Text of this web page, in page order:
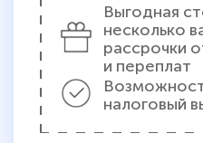
Выгодная
несколько
рассрочки
и переплат
налоговый